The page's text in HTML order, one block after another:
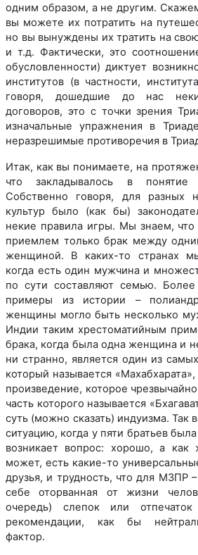
одним образом, а не другим.
вы можете их потратить на
но вы вынуждены их тратить на
и т.д. Фактически, это
обусловленности) диктует
институтов (в частности,
говоря, дошедшие до нас
договоров, это с точки зрения
изначальные упражнения в
неразрешимые противоречия в
Итак, как вы понимаете, на
что закладывалось в понятие
Собственно говоря, для разных
культур было (как бы)
некие правила игры. Мы знаем, что
приемлем только брак между
женщиной. В каких-то странах
когда есть один мужчина и
по сути составляют семью.
примеры из истории –
женщины могло быть несколько
Индии таким хрестоматийным
брака, когда была одна женщина и
ни странно, является один из
который называется
произведение, которое
часть которого называется
суть (можно сказать) индуизма. Так
ситуацию, когда у пяти братьев
возникает вопрос: хорошо, а
может, есть какие-то
друзья, и трудность, что для МЗПР
себе оторванная от жизни
очередь) слепок или
рекомендации, как бы
фактор.